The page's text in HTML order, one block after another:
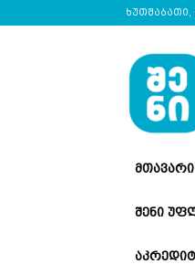
ხუთშაბათი,
ᲛᲗᲐᲕᲐᲠᲘ
ᲨᲔᲜᲘ